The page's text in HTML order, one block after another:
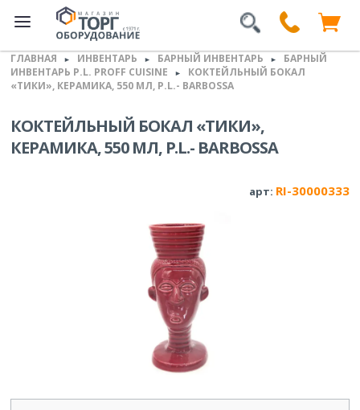
ГЛАВНАЯ ► ИНВЕНТАРЬ ► БАРНЫЙ ИНВЕНТАРЬ ►
БАРНЫЙ
ИНВЕНТАРЬ P.L. PROFF CUISINE
►
КОКТЕЙЛЬНЫЙ БОКАЛ
«ТИКИ», КЕРАМИКА, 550 МЛ, P.L.- BARBOSSA
КОКТЕЙЛЬНЫЙ БОКАЛ «ТИКИ»,
КЕРАМИКА, 550 МЛ, P.L.- BARBOSSA
арт: RI-30000333